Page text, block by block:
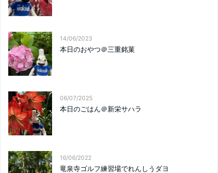
14/06/2023
本日のおやつ＠三重銘菓
06/07/2025
本日のごはん＠新栄サハラ
16/06/2022
竜泉寺ゴルフ練習場でれんしうダヨ